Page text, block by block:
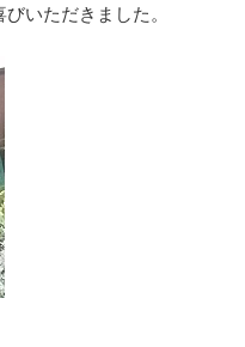
いただきました。